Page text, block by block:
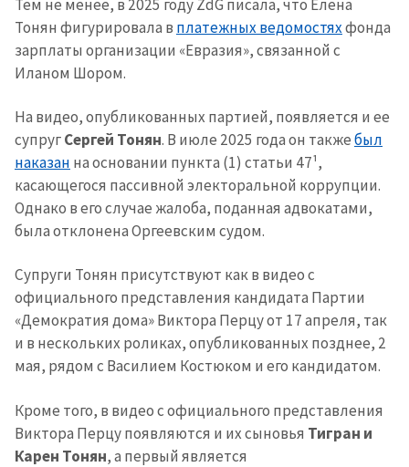
Тем не менее, в 2025 году ZdG писала, что Елена
Тонян фигурировала в платежных ведомостяхфонда
зарплаты организации «Евразия», связанной с
Иланом Шором.
На видео, опубликованных партией, появляется и ее
супругСергей Тонян. В июле 2025 года он такжебыл
наказан на основании пункта (1) статьи 47¹,
касающегося пассивной электоральной коррупции.
Однако в его случае жалоба, поданная адвокатами,
была отклонена Оргеевским судом.
Супруги Тонян присутствуют как в видео с
официального представления кандидата Партии
«Демократия дома» Виктора Перцу от 17 апреля, так
и в нескольких роликах, опубликованных позднее, 2
мая, рядом с Василием Костюком и его кандидатом.
Кроме того, в видео с официального представления
Виктора Перцу появляются и их сыновья Тигран и
Карен Тонян, а первый является